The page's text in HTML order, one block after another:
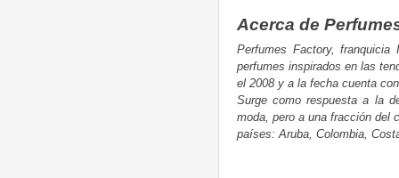
Acerca de
Perfumes Factory, franquicia
perfumes inspirados en las
el 2008 y a la fecha cuenta
Surge como respuesta a la
moda, pero a una fracción del
países: Aruba, Colombia,